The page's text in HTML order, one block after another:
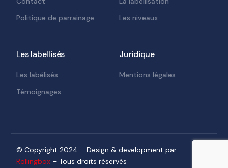
Politique de parrainage
Les niveaux
Les labellisés
Les labélisés
Témoignages
Juridique
Mentions légales
© Copyright 2024 – Design & development par
Rollingbox – Tous droits réservés
Contact